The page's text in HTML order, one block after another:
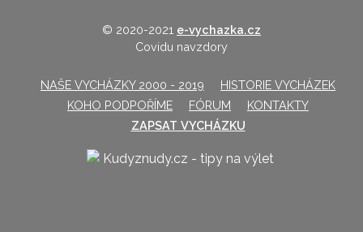
© 2020-2021 e-vychazka.cz
Covidu navzdory
NAŠE VYCHÁZKY 2000 - 2019
HISTORIE VYCHÁZEK
KOHO PODPOŘÍME
FÓRUM
KONTAKTY
ZAPSAT VYCHÁZKU